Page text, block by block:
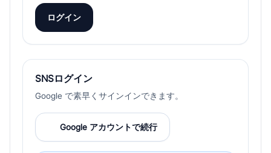
ログイン
SNSログイン
Google で素早くサインインできます。
Google アカウントで続行